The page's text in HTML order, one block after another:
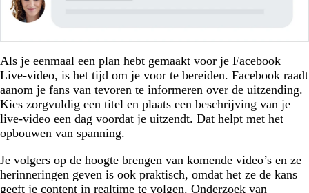
Als je eenmaal een plan hebt gemaakt voor je Facebook
Live-video, is het tijd om je voor te bereiden. Facebook raadt
aanom je fans van tevoren te informeren over de uitzending.
Kies zorgvuldig een titel en plaats een beschrijving van je
live-video een dag voordat je uitzendt. Dat helpt met het
opbouwen van spanning.
Je volgers op de hoogte brengen van komende video’s en ze
herinneringen geven is ook praktisch, omdat het ze de kans
geeft je content in realtime te volgen. Onderzoek van